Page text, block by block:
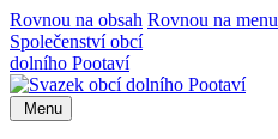
Rovnou na obsah Rovnou na menu
Společenství obcí
dolního Pootaví
Menu